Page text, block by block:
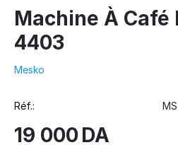
Machine À Café
4403
Mesko
Réf.:
19 000DA